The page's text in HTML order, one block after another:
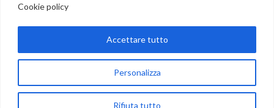
Cookie policy
Personalizza
Rifiuta tutto
Accettare tutto
Seguici su:
Recesso
NOSTRI PARTNER
Copyright 2024